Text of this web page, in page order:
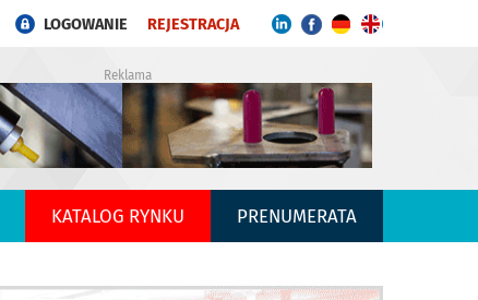
LOGOWANIE REJESTRACJA
Reklama
KATALOG RYNKU PRENUMERATA